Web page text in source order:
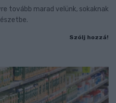
tovább marad velünk, sokaknak
Szólj hozzá!